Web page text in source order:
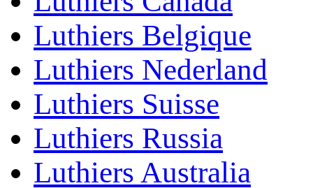
Luthiers Belgique
Luthiers Nederland
Luthiers Suisse
Luthiers Russia
Luthiers Australia